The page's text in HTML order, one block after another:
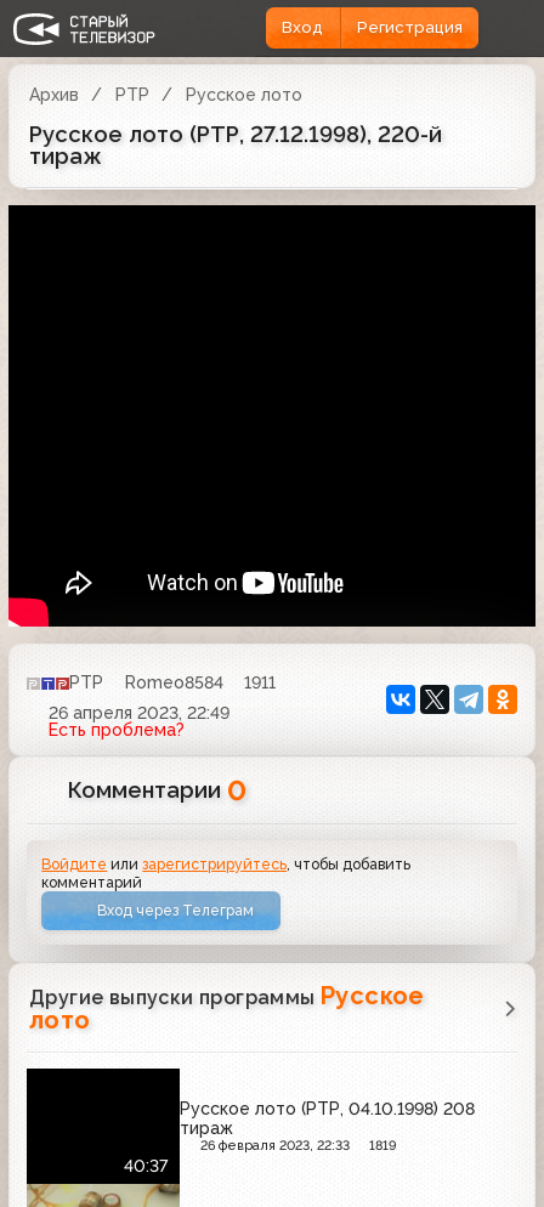
Вход Регистрация
Архив РТР Русское лото
Русское лото (РТР, 27.12.1998), 220-й
тираж
РТР Romeo8584
1911
26 апреля 2023, 22:49
Есть проблема?
Комментарии 0
Войдите илизарегистрируйтесь , чтобы добавить
комментарий
Вход через Телеграм
Другие выпуски программы Русское
лото
40:37
Русское лото (РТР, 04.10.1998) 208
тираж
26 февраля 2023, 22:33 1819